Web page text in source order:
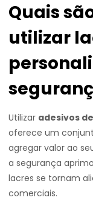
Quais
utilizar
Utilizar adesivos
oferece um
agregar valor ao
a segurança
lacres se tornam
comerciais.